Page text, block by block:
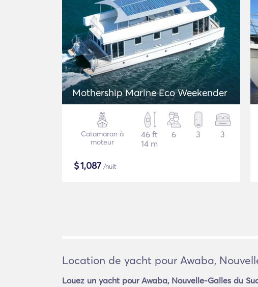
Mothership Marine Eco Weekender
Catamaran à
moteur
46 ft
14 m
6 3 3
$1,087 /nuit
Location de yacht pour Awaba,
Louez un yacht pour Awaba, Nouvelle-Galles du